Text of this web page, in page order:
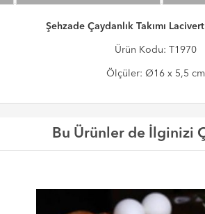
Şehzade Çaydanlık Takımı
Ürün Kodu: T1970
Ölçüler: Ø16 x 5,5 cm
Bu Ürünler de İlginizi